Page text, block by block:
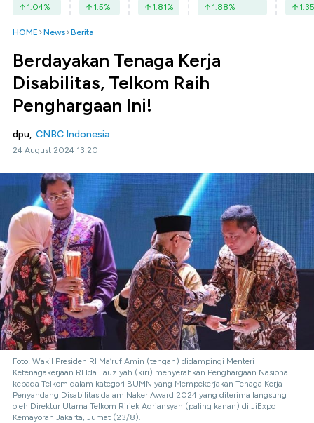
1.04% 1.5% 1.81% 1.88% 1.35
HOME News Berita
Berdayakan Tenaga Kerja
Disabilitas, Telkom Raih
Penghargaan Ini!
dpu, CNBC Indonesia
24 August 2024 13:20
Foto: Wakil Presiden RI Ma’ruf Amin (tengah) didampingi Menteri
Ketenagakerjaan RI Ida Fauziyah (kiri) menyerahkan Penghargaan Nasional
kepada Telkom dalam kategori BUMN yang Mempekerjakan Tenaga Kerja
Penyandang Disabilitas dalam Naker Award 2024 yang diterima langsung
oleh Direktur Utama Telkom Ririek Adriansyah (paling kanan) di JiExpo
Kemayoran Jakarta, Jumat (23/8).